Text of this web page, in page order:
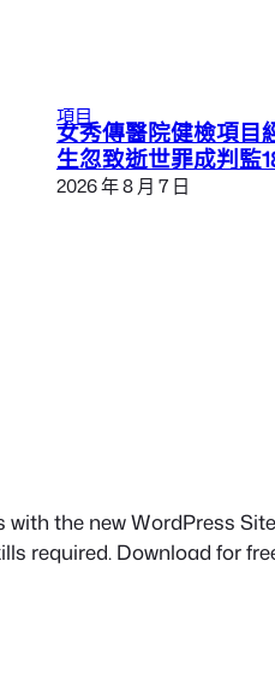
項目
女秀傳醫院健檢項目
生忽致逝世罪成判監
2026 年 8 月 7 日
the new WordPress Site
required. Download for